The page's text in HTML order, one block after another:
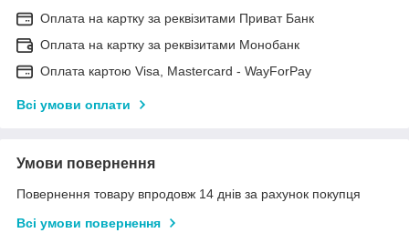
Оплата на картку за реквізитами Приват Банк
Оплата на картку за реквізитами Монобанк
Оплата картою Visa, Mastercard - WayForPay
Всі умови оплати
Умови повернення
Повернення товару впродовж 14 днів за рахунок покупця
Всі умови повернення